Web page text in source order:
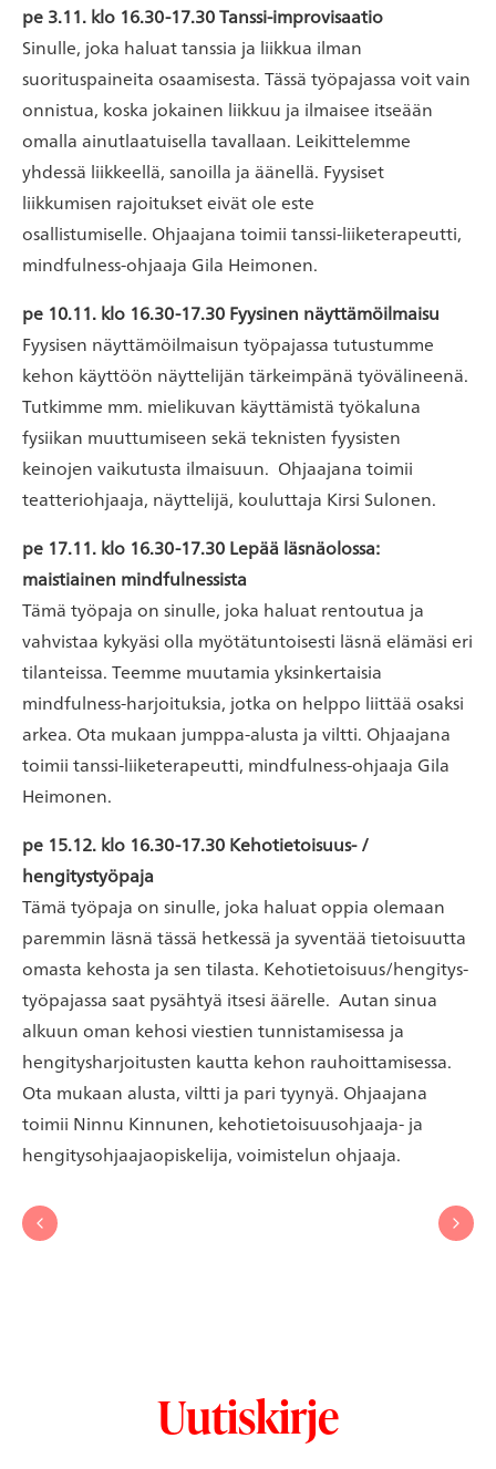
pe 3.11. klo 16.30-17.30 Tanssi-improvisaatio
Sinulle, joka haluat tanssia ja liikkua ilman
suorituspaineita osaamisesta. Tässä työpajassa voit vain
onnistua, koska jokainen liikkuu ja ilmaisee itseään
omalla ainutlaatuisella tavallaan. Leikittelemme
yhdessä liikkeellä, sanoilla ja äänellä. Fyysiset
liikkumisen rajoitukset eivät ole este
osallistumiselle. Ohjaajana toimii tanssi-liiketerapeutti,
mindfulness-ohjaaja Gila Heimonen.
pe 10.11. klo 16.30-17.30 Fyysinen näyttämöilmaisu
Fyysisen näyttämöilmaisun työpajassa tutustumme
kehon käyttöön näyttelijän tärkeimpänä työvälineenä.
Tutkimme mm. mielikuvan käyttämistä työkaluna
fysiikan muuttumiseen sekä teknisten fyysisten
keinojen vaikutusta ilmaisuun. Ohjaajana toimii
teatteriohjaaja, näyttelijä, kouluttaja Kirsi Sulonen.
pe 17.11. klo 16.30-17.30 Lepää läsnäolossa:
maistiainen mindfulnessista
Tämä työpaja on sinulle, joka haluat rentoutua ja
vahvistaa kykyäsi olla myötätuntoisesti läsnä elämäsi eri
tilanteissa. Teemme muutamia yksinkertaisia
mindfulness-harjoituksia, jotka on helppo liittää osaksi
arkea. Ota mukaan jumppa-alusta ja viltti. Ohjaajana
toimii tanssi-liiketerapeutti, mindfulness-ohjaaja Gila
Heimonen.
pe 15.12. klo 16.30-17.30 Kehotietoisuus- /
hengitystyöpaja
Tämä työpaja on sinulle, joka haluat oppia olemaan
paremmin läsnä tässä hetkessä ja syventää tietoisuutta
omasta kehosta ja sen tilasta. Kehotietoisuus/hengitys-
työpajassa saat pysähtyä itsesi äärelle. Autan sinua
alkuun oman kehosi viestien tunnistamisessa ja
hengitysharjoitusten kautta kehon rauhoittamisessa.
Ota mukaan alusta, viltti ja pari tyynyä. Ohjaajana
toimii Ninnu Kinnunen, kehotietoisuusohjaaja- ja
hengitysohjaajaopiskelija, voimistelun ohjaaja.
Edellinen
Uutiskirje